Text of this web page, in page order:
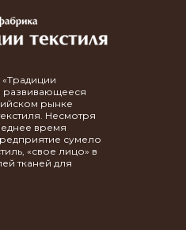
развивающееся
рынке
Несмотря
время
сумело
«свое лицо» в
тканей для